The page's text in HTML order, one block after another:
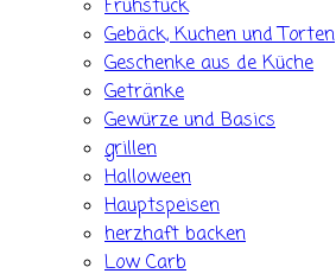
Frühstück
Gebäck, Kuchen und Torten
Geschenke aus de Küche
Getränke
Gewürze und Basics
grillen
Halloween
Hauptspeisen
herzhaft backen
Low Carb